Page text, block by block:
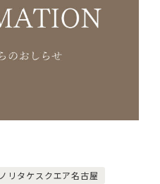
ノリタケスクエア名古屋